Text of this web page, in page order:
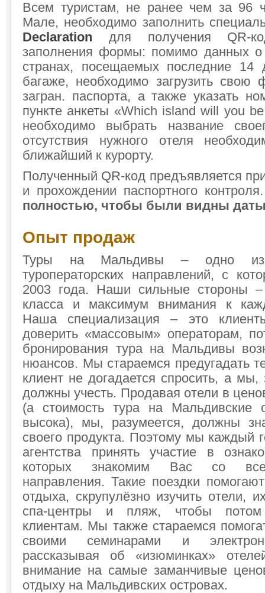
Всем туристам, не ранее чем за 96
Мале, необходимо заполнить
Declaration для получения QR-
заполнения формы: помимо данных о
странах, посещаемых последние
багаже, необходимо загрузить
загран. паспорта, а также указать
пункте анкеты «Which island will you
необходимо выбрать название
отсутствия нужного отеля
ближайший к курорту.
Полученный QR-код предъявляется
и прохождении паспортного
полностью, чтобы были видны
Опыт продаж
Туры на Мальдивы – одно из
туроператорских направлений, с
2003 года. Наши сильные стороны –
класса и максимум внимания к
Наша специализация – это
доверить «массовым» операторам,
бронирования тура на Мальдивы
нюансов. Мы стараемся предугадать
клиент не догадается спросить, а мы,
должны учесть. Продавая отели в
(а стоимость тура на Мальдивские
высока), мы, разумеется, должны
своего продукта. Поэтому мы каждый
агентства принять участие в
которых знакомим Вас со
направления. Такие поездки
отдыха, скрупулёзно изучить отели,
спа-центры и пляж, чтобы потом
клиентам. Мы также стараемся
своими семинарами и
рассказывая об «изюминках»
внимание на самые заманчивые
отдыху на Мальдивских островах.